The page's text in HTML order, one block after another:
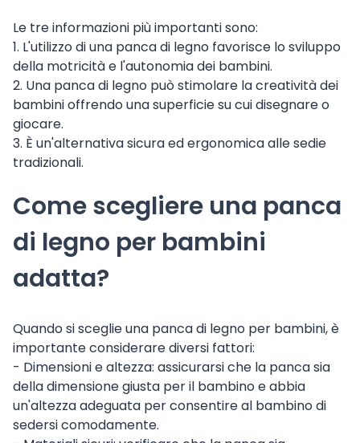
Le tre informazioni più importanti sono:
1. L'utilizzo di una panca di legno favorisce lo sviluppo
della motricità e l'autonomia dei bambini.
2. Una panca di legno può stimolare la creatività dei
bambini offrendo una superficie su cui disegnare o
giocare.
3. È un'alternativa sicura ed ergonomica alle sedie
tradizionali.
Come scegliere una panca
di legno per bambini
adatta?
Quando si sceglie una panca di legno per bambini, è
importante considerare diversi fattori:
- Dimensioni e altezza: assicurarsi che la panca sia
della dimensione giusta per il bambino e abbia
un'altezza adeguata per consentire al bambino di
sedersi comodamente.